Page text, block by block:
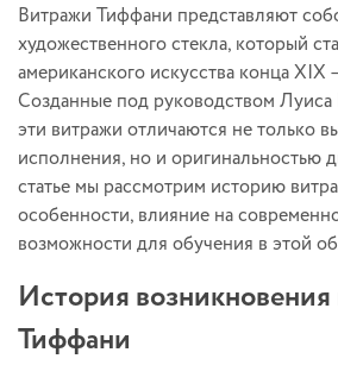
Витражи Тиффани представляют
художественного стекла, который
американского искусства конца XIX
Созданные под руководством
эти витражи отличаются не только
исполнения, но и оригинальностью
статье мы рассмотрим историю
особенности, влияние на
возможности для обучения в этой
История
Тиффани